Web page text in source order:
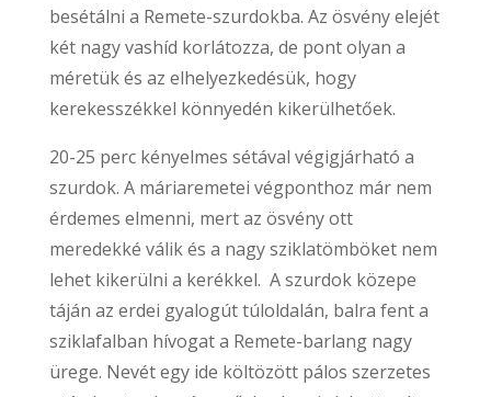
besétálni a Remete-szurdokba. Az ösvény elejét
két nagy vashíd korlátozza, de pont olyan a
méretük és az elhelyezkedésük, hogy
kerekesszékkel könnyedén kikerülhetőek.
20-25 perc kényelmes sétával végigjárható a
szurdok. A máriaremetei végponthoz már nem
érdemes elmenni, mert az ösvény ott
meredekké válik és a nagy sziklatömböket nem
lehet kikerülni a kerékkel. A szurdok közepe
táján az erdei gyalogút túloldalán, balra fent a
sziklafalban hívogat a Remete-barlang nagy
ürege. Nevét egy ide költözött pálos szerzetes